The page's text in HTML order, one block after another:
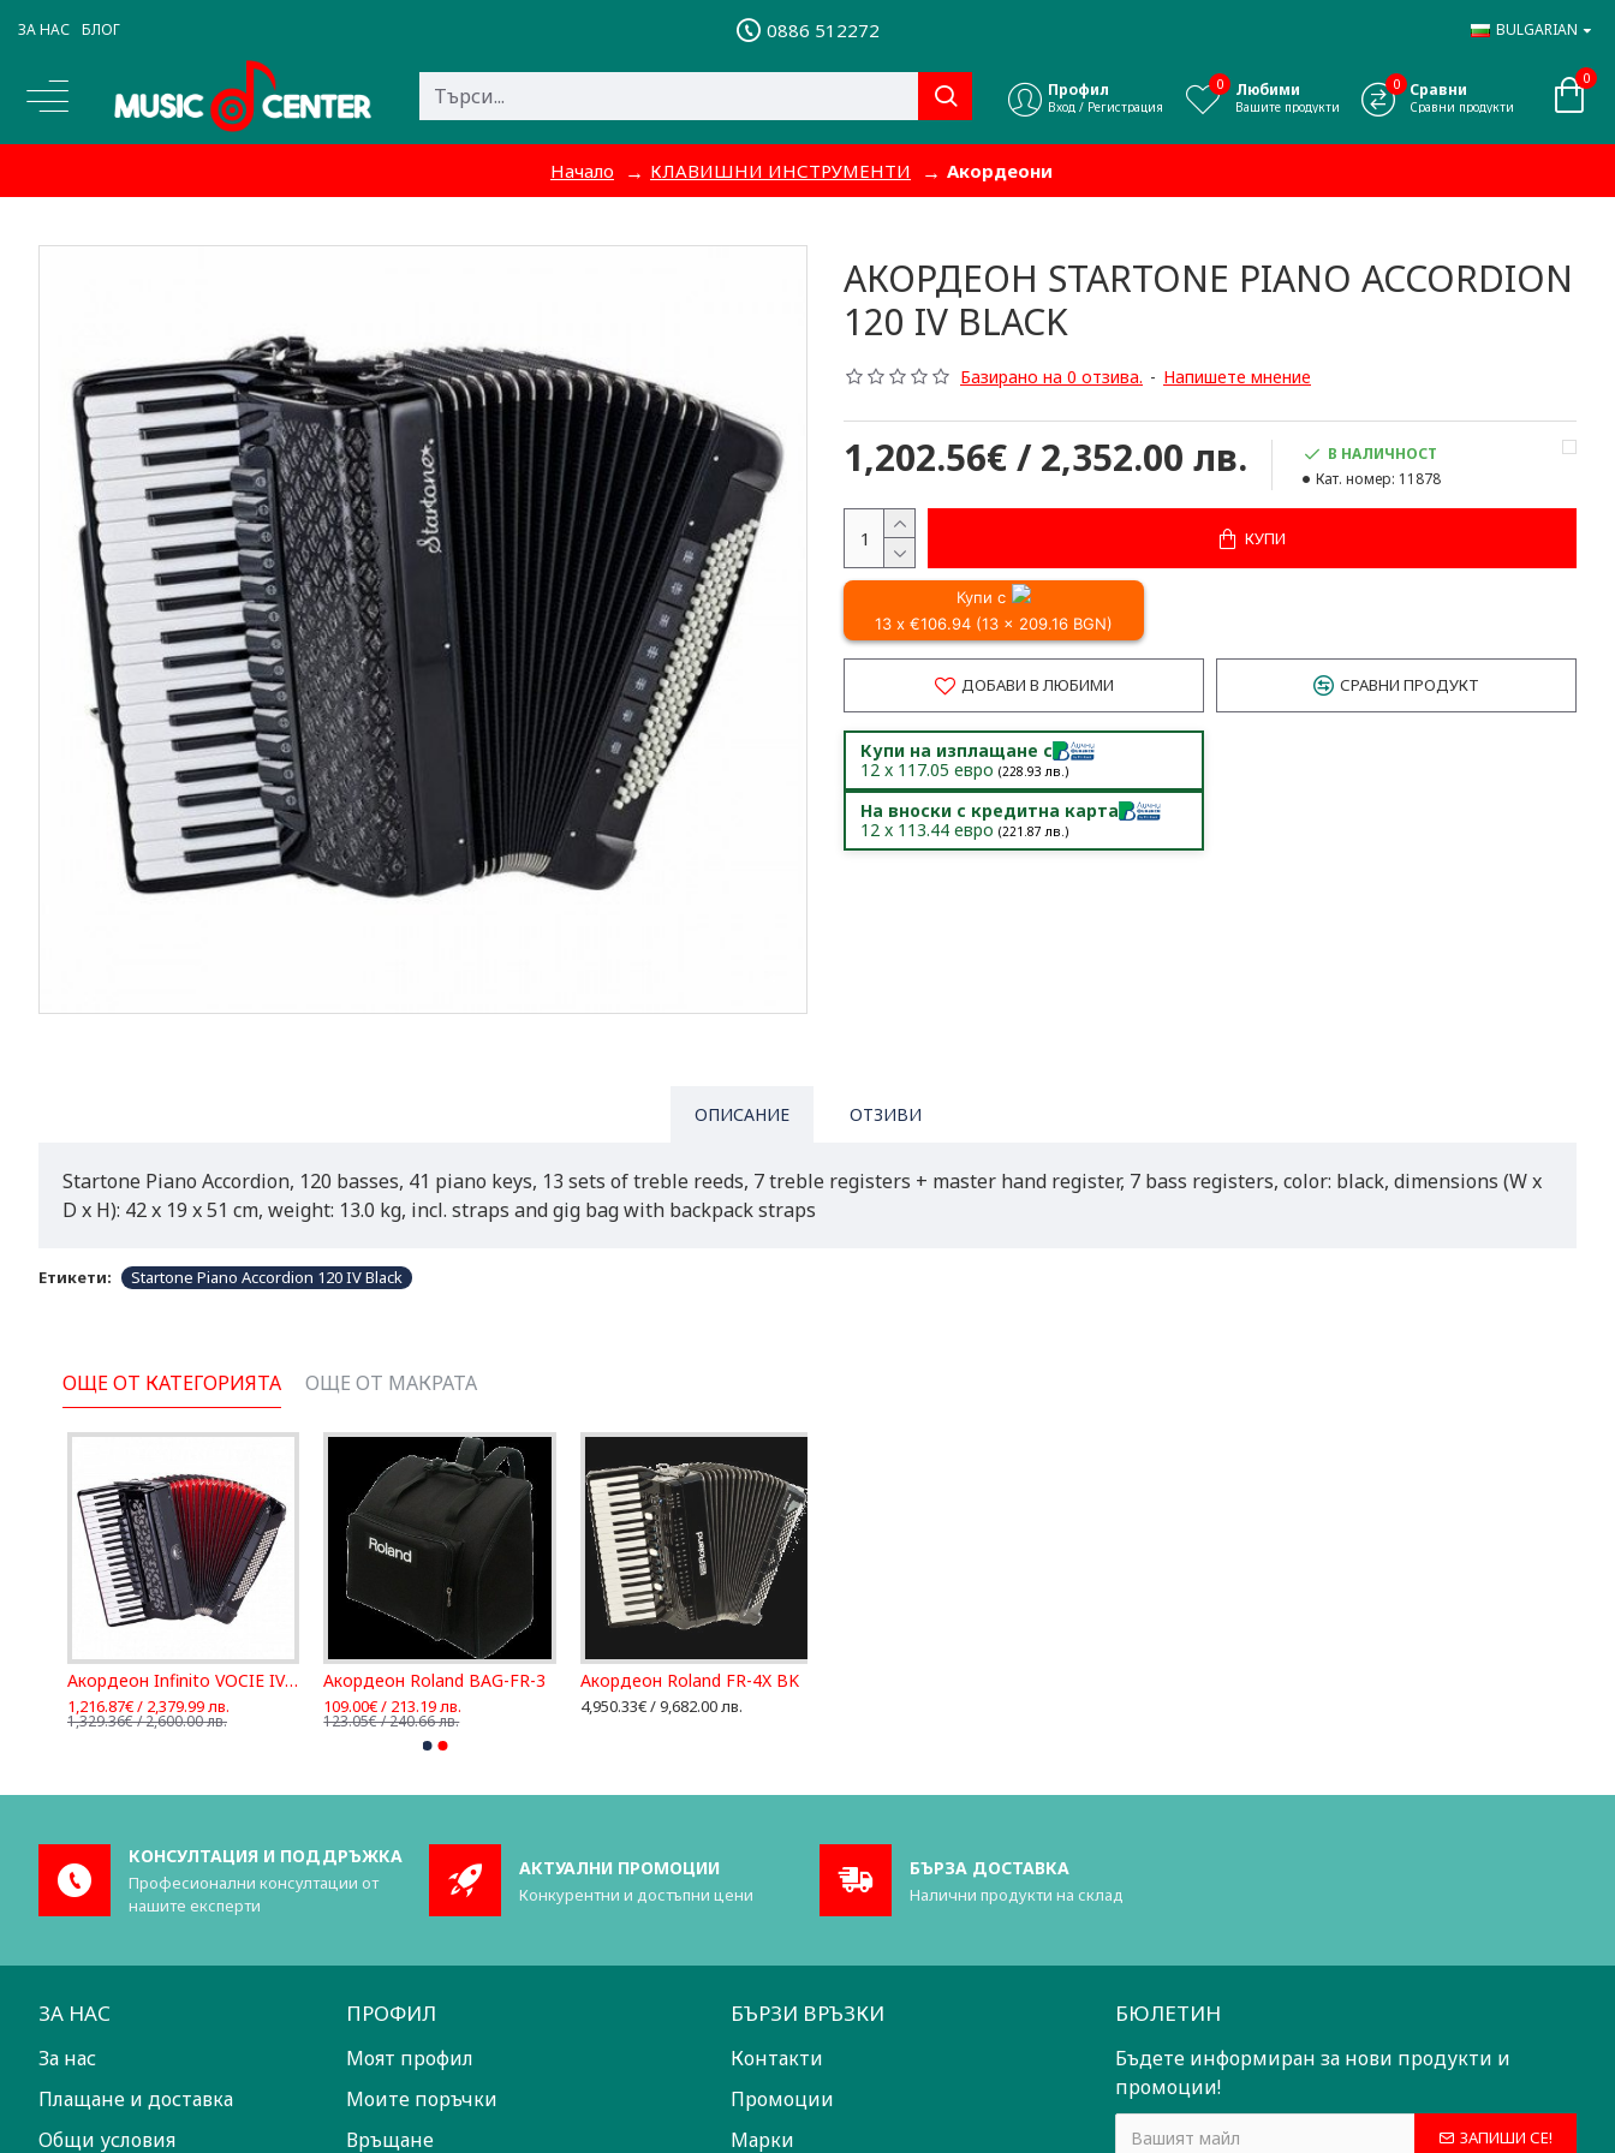
ЗА НАС БЛОГ 0886 512272 BULGARIAN
Профил
Вход / Регистрация
Любими
Вашите продукти
0 Сравни
Сравни продукти
0 0
Начало КЛАВИШНИ ИНСТРУМЕНТИ Акордеони
АКОРДЕОН STARTONE PIANO ACCORDION
120 IV BLACK
Базирано на 0 отзива. - Напишете мнение
1,202.56€ / 2,352.00 лв.
В НАЛИЧНОСТ
Кат. номер: 11878
КУПИ
Купи с
13 x €106.94 (13 x 209.16 BGN)
ДОБАВИ В ЛЮБИМИ СРАВНИ ПРОДУКТ
Купи на изплащане с
12 x 117.05 евро (228.93 лв.)
На вноски с кредитна карта
12 x 113.44 евро (221.87 лв.)
ОПИСАНИЕ ОТЗИВИ
Startone Piano Accordion, 120 basses, 41 piano keys, 13 sets of treble reeds, 7 treble registers + master hand register, 7 bass registers, color: black, dimensions (W x
D x H): 42 x 19 x 51 cm, weight: 13.0 kg, incl. straps and gig bag with backpack straps
Етикети: Startone Piano Accordion 120 IV Black
ОЩЕ ОТ КАТЕГОРИЯТА ОЩЕ ОТ МАКРАТА
Акордеон Infinito VOCIE IV A41120-BK 3/4 120 баса
1,216.87€ / 2,379.99 лв.
1,329.36€ / 2,600.00 лв.
Акордеон Roland BAG-FR-3
109.00€ / 213.19 лв.
123.05€ / 240.66 лв.
Акордеон Roland FR-4X BK
4,950.33€ / 9,682.00 лв.
КОНСУЛТАЦИЯ И ПОДДРЪЖКА
Професионални консултации от
нашите експерти
АКТУАЛНИ ПРОМОЦИИ
Конкурентни и достъпни цени
БЪРЗА ДОСТАВКА
Налични продукти на склад
ЗА НАС
За нас
Плащане и доставка
Общи условия
ПРОФИЛ
Моят профил
Моите поръчки
Връщане
БЪРЗИ ВРЪЗКИ
Контакти
Промоции
Марки
БЮЛЕТИН
Бъдете информиран за нови продукти и
промоции!
ЗАПИШИ СЕ!